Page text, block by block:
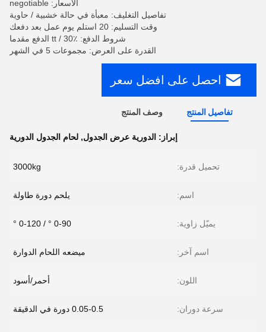
الأسعار: negotiable
تفاصيل التغليف: معبأة في حالة خشبية / حاوية
وقت التسليم: 20 استلم يوم عمل بعد دفعك
شروط الدفع: tt / 30٪ الدفع مقدما
القدرة على العرض: مجموعات 5 في الشهر
احصل على افضل سعر
تفاصيل المنتج وصف المنتج
إبراز: الدورية عرض الجدول, لحام الجدول الدورية
تحميل قدرة: 3000kg
اسم: يلحم دورة طاولة
يميّل زاوية: 0-90 ° / 0-120 °
اسم آخر: ميضعه اللحام الدوارة
اللون: أحمر/أسود
سرعة دوران: 0.05-0.5 دورة في الدقيقة